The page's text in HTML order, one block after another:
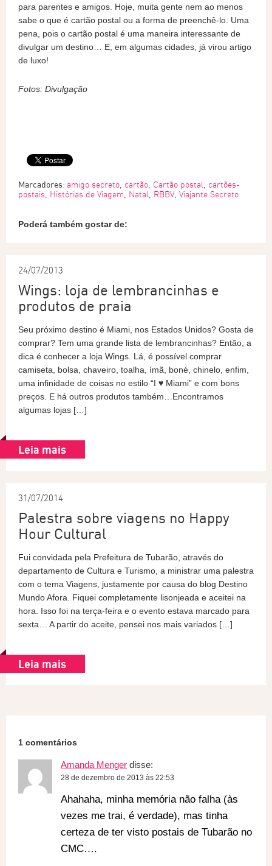
para parentes e amigos. Hoje, muita gente nem ao menos
sabe o que é cartão postal ou a forma de preenchê-lo. Uma
pena, pois o cartão postal é uma maneira interessante de
divulgar um destino… E, em algumas cidades, já virou artigo
de luxo!
Fotos: Divulgação
Marcadores: amigo secreto, cartão, Cartão postal, cartões-
postais, Histórias de Viagem, Natal, RBBV, Viajante Secreto
Poderá também gostar de:
24/07/2013
Wings: loja de lembrancinhas e
produtos de praia
Seu próximo destino é Miami, nos Estados Unidos? Gosta de
comprar? Tem uma grande lista de lembrancinhas? Então, a
dica é conhecer a loja Wings. Lá, é possível comprar
camiseta, bolsa, chaveiro, toalha, ímã, boné, chinelo, enfim,
uma infinidade de coisas no estilo “I ♥ Miami” e com bons
preços. E há outros produtos também…Encontramos
algumas lojas […]
Leia mais
31/07/2014
Palestra sobre viagens no Happy
Hour Cultural
Fui convidada pela Prefeitura de Tubarão, através do
departamento de Cultura e Turismo, a ministrar uma palestra
com o tema Viagens, justamente por causa do blog Destino
Mundo Afora. Fiquei completamente lisonjeada e aceitei na
hora. Isso foi na terça-feira e o evento estava marcado para
sexta… A partir do aceite, pensei nos mais variados […]
Leia mais
1 comentários
Amanda Menger disse:
28 de dezembro de 2013 às 22:53
Ahahaha, minha memória não falha (às
vezes me trai, é verdade), mas tinha
certeza de ter visto postais de Tubarão no
CMC….